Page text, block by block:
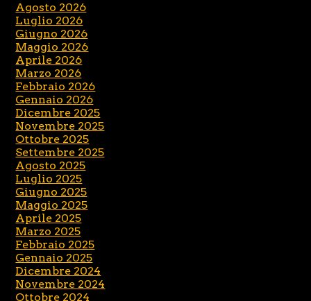
Agosto 2026
Luglio 2026
Giugno 2026
Maggio 2026
Aprile 2026
Marzo 2026
Febbraio 2026
Gennaio 2026
Dicembre 2025
Novembre 2025
Ottobre 2025
Settembre 2025
Agosto 2025
Luglio 2025
Giugno 2025
Maggio 2025
Aprile 2025
Marzo 2025
Febbraio 2025
Gennaio 2025
Dicembre 2024
Novembre 2024
Ottobre 2024